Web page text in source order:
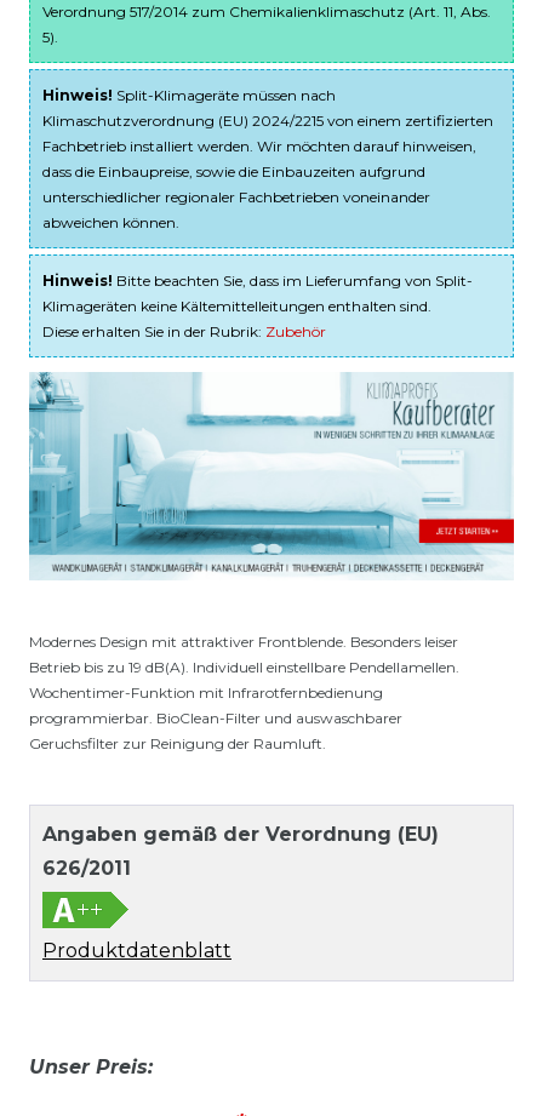
Verordnung 517/2014 zum Chemikalienklimaschutz (Art. 11, Abs.
5).
Hinweis! Split-Klimageräte müssen nach
Klimaschutzverordnung (EU) 2024/2215 von einem zertifizierten
Fachbetrieb installiert werden. Wir möchten darauf hinweisen,
dass die Einbaupreise, sowie die Einbauzeiten aufgrund
unterschiedlicher regionaler Fachbetrieben voneinander
abweichen können.
Hinweis! Bitte beachten Sie, dass im Lieferumfang von Split-
Klimageräten keine Kältemittelleitungen enthalten sind.
Diese erhalten Sie in der Rubrik: Zubehör
Modernes Design mit attraktiver Frontblende. Besonders leiser
Betrieb bis zu 19 dB(A). Individuell einstellbare Pendellamellen.
Wochentimer-Funktion mit Infrarotfernbedienung
programmierbar. BioClean-Filter und auswaschbarer
Geruchsfilter zur Reinigung der Raumluft.
Angaben gemäß der Verordnung (EU)
626/2011
Produktdatenblatt
Unser Preis: